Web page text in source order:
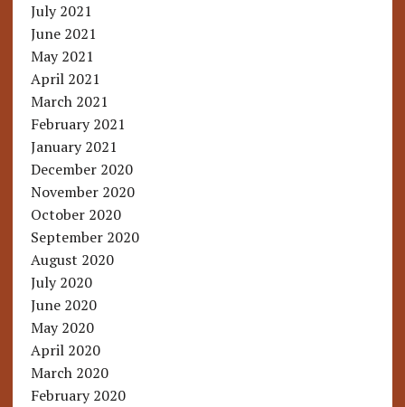
July 2021
June 2021
May 2021
April 2021
March 2021
February 2021
January 2021
December 2020
November 2020
October 2020
September 2020
August 2020
July 2020
June 2020
May 2020
April 2020
March 2020
February 2020